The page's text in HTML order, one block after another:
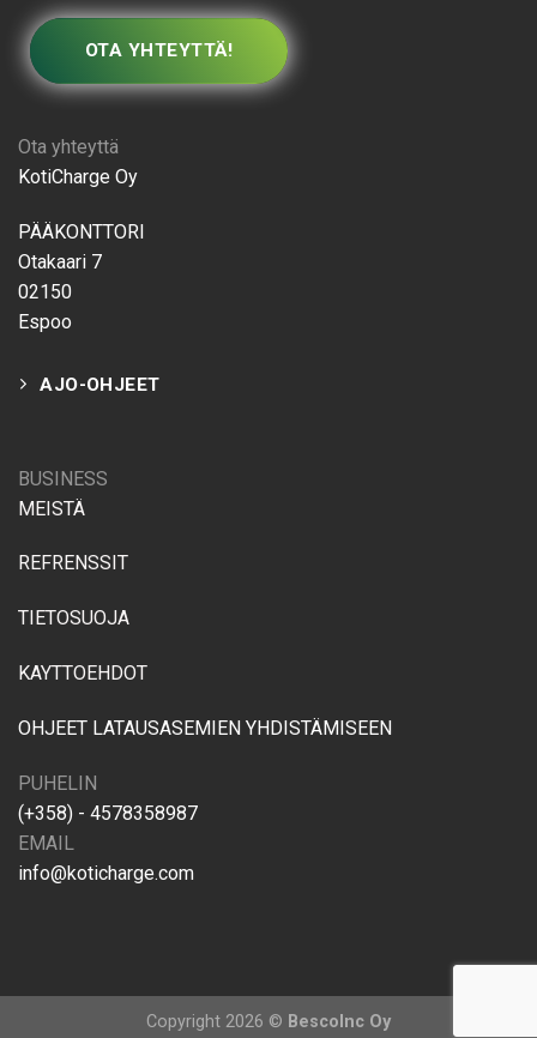
OTA YHTEYTTÄ!
Ota yhteyttä
KotiCharge Oy
PÄÄKONTTORI
Otakaari 7
02150
Espoo
AJO-OHJEET
BUSINESS
MEISTÄ
REFRENSSIT
TIETOSUOJA
KAYTTOEHDOT
OHJEET LATAUSASEMIEN YHDISTÄMISEEN
PUHELIN
(+358) - 4578358987
EMAIL
info@koticharge.com
Copyright 2026 © BescoInc Oy